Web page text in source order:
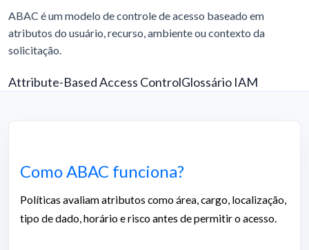
ABAC é um modelo de controle de acesso baseado em
atributos do usuário, recurso, ambiente ou contexto da
solicitação.
Attribute-Based Access ControlGlossário IAM
Como ABAC funciona?
Políticas avaliam atributos como área, cargo, localização,
tipo de dado, horário e risco antes de permitir o acesso.